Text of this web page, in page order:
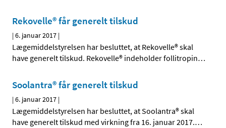
Rekovelle® får generelt tilskud
|6. januar 2017 |
Lægemiddelstyrelsen har besluttet, at Rekovelle® skal
have generelt tilskud. Rekovelle® indeholder follitropin…
Soolantra® får generelt tilskud
|6. januar 2017 |
Lægemiddelstyrelsen har besluttet, at Soolantra® skal
have generelt tilskud med virkning fra 16. januar 2017.…